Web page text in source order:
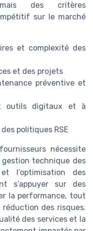
des critères
sur le marché
et complexité des
et des projets
préventive et
outils digitaux et à
politiques RSE
nécessite
technique des
l’optimisation des
s’appuyer sur des
la performance, tout
des risques.
des services et la